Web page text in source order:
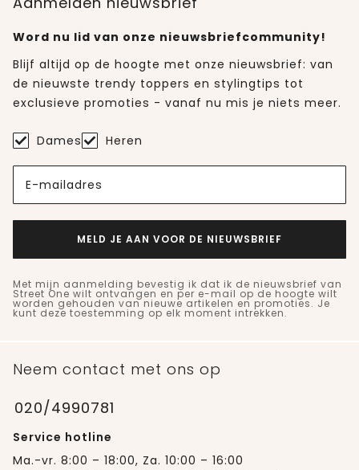
Word nu lid van onze nieuwsbriefcommunity!
Blijf altijd op de hoogte met onze nieuwsbrief: van
de nieuwste trendy toppers en stylingtips tot
exclusieve promoties - vanaf nu mis je niets meer.
Dames Heren
E-mailadres
MELD JE AAN VOOR DE NIEUWSBRIEF
Met mijn aanmelding bevestig ik dat ik de nieuwsbrief van
Street One wilt ontvangen en per e-mail op de hoogte wilt
worden gehouden van nieuwe artikelen en promoties. Je
kunt deze toestemming op elk moment intrekken.
Neem contact met ons op
020/4990781
Service hotline
Ma.-vr. 8:00 – 18:00, Za. 10:00 – 16:00